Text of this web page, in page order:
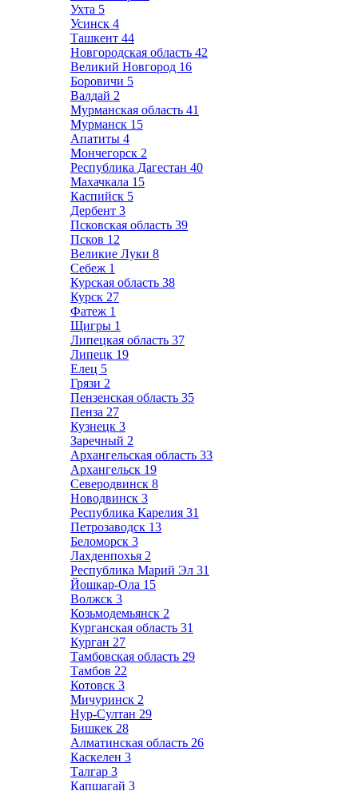
Ухта 5
Усинск 4
Ташкент 44
Новгородская область 42
Великий Новгород 16
Боровичи 5
Валдай 2
Мурманская область 41
Мурманск 15
Апатиты 4
Мончегорск 2
Республика Дагестан 40
Махачкала 15
Каспийск 5
Дербент 3
Псковская область 39
Псков 12
Великие Луки 8
Себеж 1
Курская область 38
Курск 27
Фатеж 1
Щигры 1
Липецкая область 37
Липецк 19
Елец 5
Грязи 2
Пензенская область 35
Пенза 27
Кузнецк 3
Заречный 2
Архангельская область 33
Архангельск 19
Северодвинск 8
Новодвинск 3
Республика Карелия 31
Петрозаводск 13
Беломорск 3
Лахденпохья 2
Республика Марий Эл 31
Йошкар-Ола 15
Волжск 3
Козьмодемьянск 2
Курганская область 31
Курган 27
Тамбовская область 29
Тамбов 22
Котовск 3
Мичуринск 2
Нур-Султан 29
Бишкек 28
Алматинская область 26
Каскелен 3
Талгар 3
Капшагай 3